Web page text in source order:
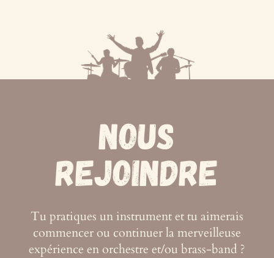
Nous
rejoindre
Tu pratiques un instrument et tu aimerais
commencer ou continuer la merveilleuse
expérience en orchestre et/ou brass-band ?